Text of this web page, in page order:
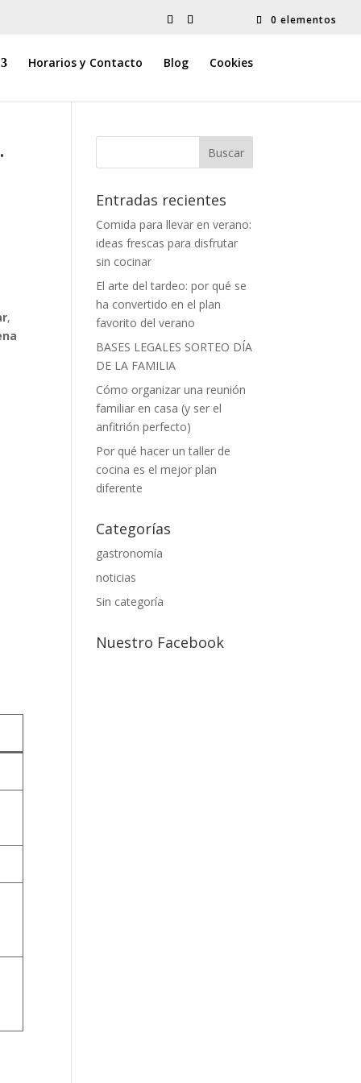
0 elementos
Horarios y Contacto Blog Cookies
,
Entradas recientes
Comida para llevar en verano:
ideas frescas para disfrutar
sin cocinar
El arte del tardeo: por qué se
ha convertido en el plan
favorito del verano
BASES LEGALES SORTEO DÍA
DE LA FAMILIA
Cómo organizar una reunión
familiar en casa (y ser el
anfitrión perfecto)
Por qué hacer un taller de
cocina es el mejor plan
diferente
Categorías
gastronomía
noticias
Sin categoría
Nuestro Facebook